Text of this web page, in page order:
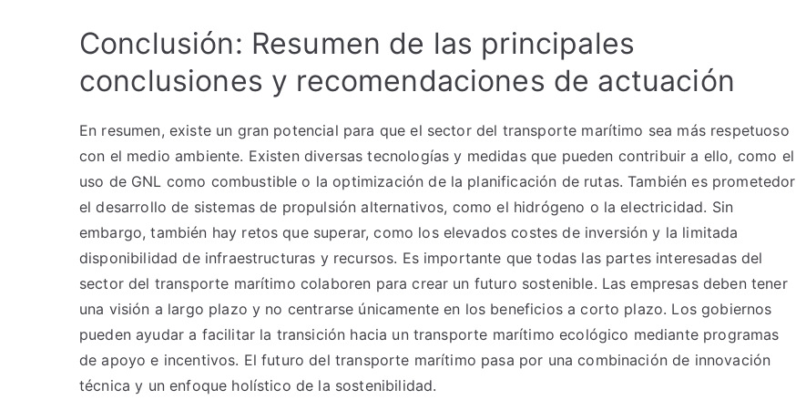
Conclusión: Resumen de las principales
conclusiones y recomendaciones de actuación
En resumen, existe un gran potencial para que el sector del transporte marítimo sea más respetuoso
con el medio ambiente. Existen diversas tecnologías y medidas que pueden contribuir a ello, como el
uso de GNL como combustible o la optimización de la planificación de rutas. También es prometedor
el desarrollo de sistemas de propulsión alternativos, como el hidrógeno o la electricidad. Sin
embargo, también hay retos que superar, como los elevados costes de inversión y la limitada
disponibilidad de infraestructuras y recursos. Es importante que todas las partes interesadas del
sector del transporte marítimo colaboren para crear un futuro sostenible. Las empresas deben tener
una visión a largo plazo y no centrarse únicamente en los beneficios a corto plazo. Los gobiernos
pueden ayudar a facilitar la transición hacia un transporte marítimo ecológico mediante programas
de apoyo e incentivos. El futuro del transporte marítimo pasa por una combinación de innovación
técnica y un enfoque holístico de la sostenibilidad.